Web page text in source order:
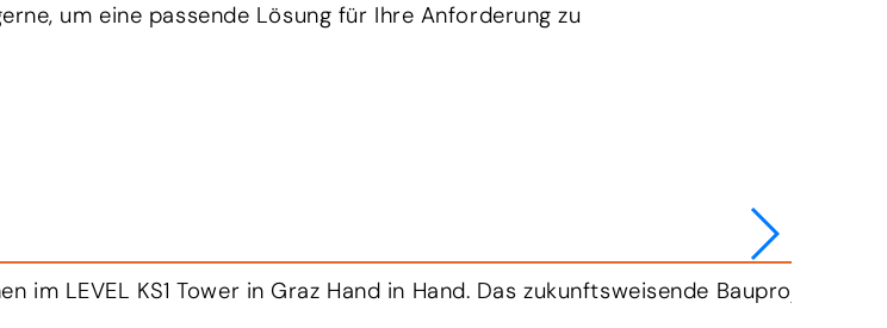
um eine passende Lösung für Ihre Anforderung zu
und Waren künftig CO₂‑frei zu transportieren. Dafür wird kräftig in